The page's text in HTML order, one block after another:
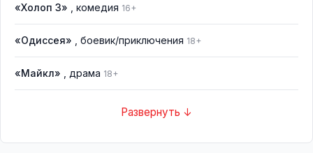
«Холоп 3» , комедия 16+
«Одиссея» , боевик/приключения 18+
«Майкл» , драма 18+
Развернуть ↓